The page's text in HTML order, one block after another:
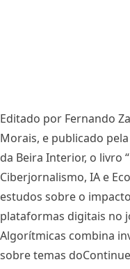
Editado por Fernando
Morais, e publicado
da Beira Interior, o livro
Ciberjornalismo, IA e
estudos sobre o
plataformas digitais no
Algorítmicas combina
sobre temas do